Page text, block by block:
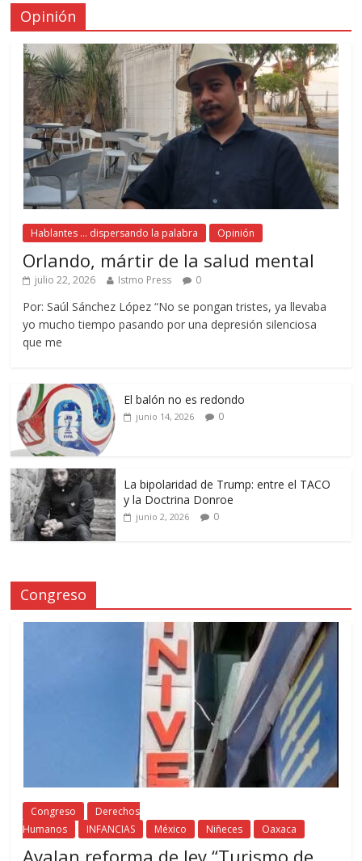
Opinión
Hablantes ... dispersando la palabra Opinión
Orlando, mártir de la salud mental
julio 22, 2026 Istmo Press 0
Por: Saúl Sánchez López “No se pongan tristes, ya llevaba
yo mucho tiempo pasando por una depresión silenciosa
que me
El balón no es redondo
junio 14, 2026 0
La bipolaridad de Trump: entre el TACO
y la Doctrina Donroe
junio 2, 2026 0
Congreso
Congreso
Derechos
Humanos
INFANCIAS México Niñeces Oaxaca
Avalan reforma de ley “Turismo de